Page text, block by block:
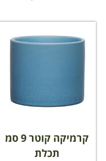
קרמיקה קוטר 9 סמ
תכלת